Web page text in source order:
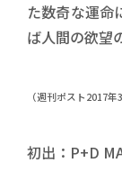
た数奇な運命
ば人間の欲望
（週刊ポスト2017年
初出：P+D